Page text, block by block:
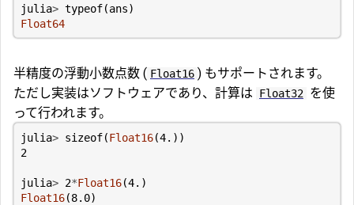
julia> typeof(ans)
Float64
半精度の浮動小数点数 ( Float16 ) もサポートされます。
ただし実装はソフトウェアであり、計算は
Float32 を使
って行われます。
julia> sizeof(Float16(4. ))
2
julia> 2*Float16(4. )
Float16(8.0)